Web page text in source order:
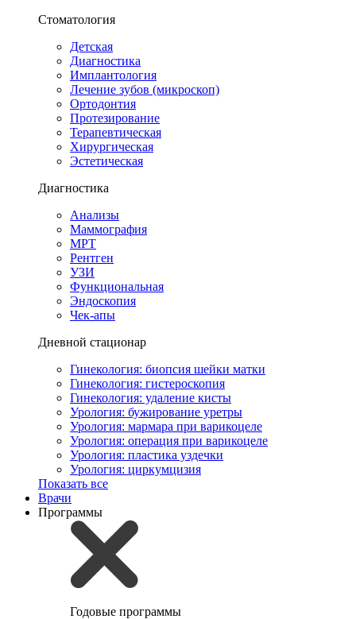
Стоматология
Детская
Диагностика
Имплантология
Лечение зубов (микроскоп)
Ортодонтия
Протезирование
Терапевтическая
Хирургическая
Эстетическая
Диагностика
Анализы
Маммография
МРТ
Рентген
УЗИ
Функциональная
Эндоскопия
Чек-апы
Дневной стационар
Гинекология: биопсия шейки матки
Гинекология: гистероскопия
Гинекология: удаление кисты
Урология: бужирование уретры
Урология: мармара при варикоцеле
Урология: операция при варикоцеле
Урология: пластика уздечки
Урология: циркумцизия
Показать все
Врачи
Программы
Годовые программы